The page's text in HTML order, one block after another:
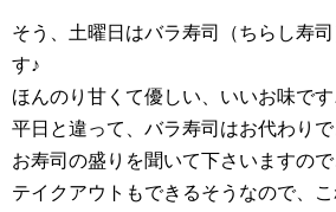
そう、土曜日はバラ寿司（ちらし寿
す♪
ほんのり甘くて優しい、いいお味です
平日と違って、バラ寿司はお代わり
お寿司の盛りを聞いて下さいますので
テイクアウトもできるそうなので、